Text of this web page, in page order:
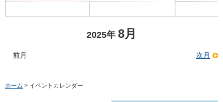
前月
2025年 8月
次月
ホーム > イベントカレンダー